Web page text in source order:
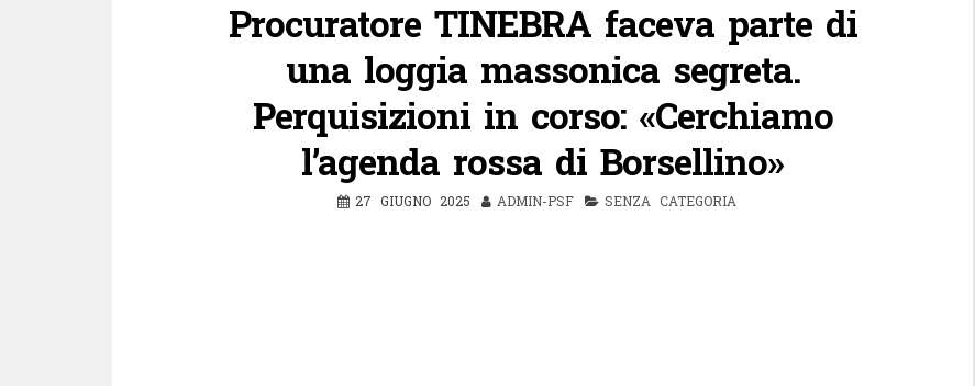
Procuratore TINEBRA faceva parte di
una loggia massonica segreta.
Perquisizioni in corso: «Cerchiamo
l’agenda rossa di Borsellino»
27 GIUGNO 2025 ADMIN-PSF SENZA CATEGORIA